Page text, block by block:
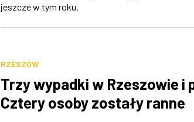
jeszcze w tym roku.
RZESZÓW
Trzy wypadki w Rzeszowie i
Cztery osoby zostały ranne